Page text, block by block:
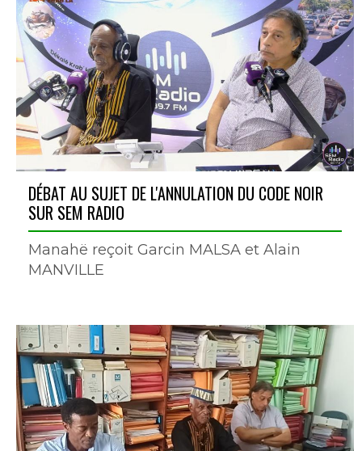
DÉBAT AU SUJET DE L'ANNULATION DU CODE NOIR
SUR SEM RADIO
Manahë reçoit Garcin MALSA et Alain
MANVILLE